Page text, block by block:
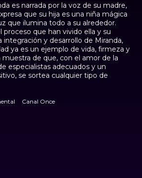
es narrada por la voz de su madre,
que su hija es una niña mágica
que ilumina todo a su alrededor.
proceso que han vivido ella y su
integración y desarrollo de Miranda,
ya es un ejemplo de vida, firmeza y
muestra de que, con el amor de la
especialistas adecuados y un
se sortea cualquier tipo de
Canal Once